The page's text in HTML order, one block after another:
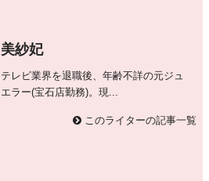
美紗妃
テレビ業界を退職後、年齢不詳の元ジュ
エラー(宝石店勤務)。現...
このライターの記事一覧